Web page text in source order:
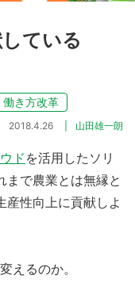
ている
働き方改革
2018.4.26 山田雄一朗
ド を活用したソリ
まで農業とは無縁と
産性向上に貢献しよ
えるのか。